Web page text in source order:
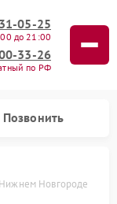
05-25
до 21:00
33-26
по РФ
Позвонить
Новгороде